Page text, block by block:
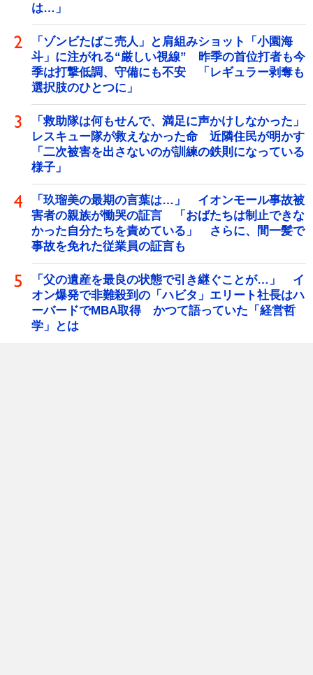
は…」
「ゾンビたばこ売人」と肩組みショット「小園海
斗」に注がれる“厳しい視線” 昨季の首位打者も今
季は打撃低調、守備にも不安 「レギュラー剥奪も
選択肢のひとつに」
「救助隊は何もせんで、満足に声かけしなかった」
レスキュー隊が救えなかった命 近隣住民が明かす
「二次被害を出さないのが訓練の鉄則になっている
様子」
「玖瑠美の最期の言葉は…」 イオンモール事故被
害者の親族が慟哭の証言 「おばたちは制止できな
かった自分たちを責めている」 さらに、間一髪で
事故を免れた従業員の証言も
「父の遺産を最良の状態で引き継ぐことが…」 イ
オン爆発で非難殺到の「ハビタ」エリート社長はハ
ーバードでMBA取得 かつて語っていた「経営哲
学」とは